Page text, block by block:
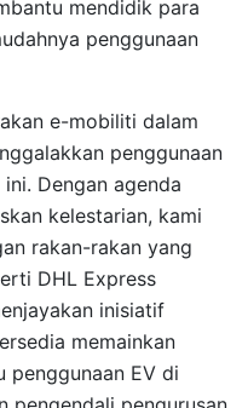
mendidik para
penggunaan
e-mobiliti dalam
penggunaan
Dengan agenda
kelestarian, kami
rakan-rakan yang
DHL Express
inisiatif
memainkan
penggunaan EV di